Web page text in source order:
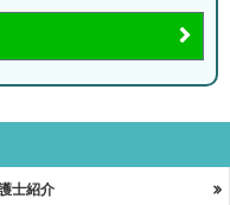
士紹介